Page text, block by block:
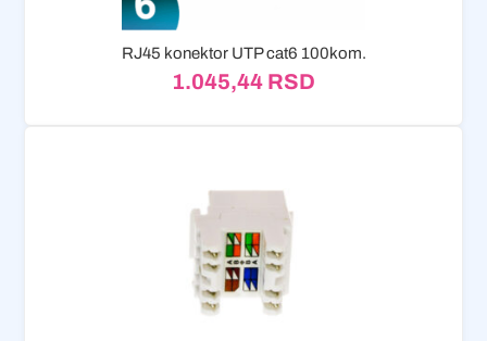
RJ45 konektor UTP cat6 100kom.
1.045,44 RSD